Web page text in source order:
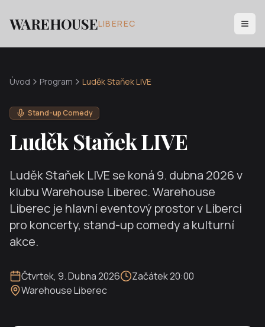
WAREHOUSELIBEREC
Úvod Program Luděk Staňek LIVE
Stand-up Comedy
Luděk Staňek LIVE
Luděk Staňek LIVE se koná 9. dubna 2026v
klubu Warehouse Liberec. Warehouse
Liberec je hlavní eventový prostor v Liberci
pro koncerty, stand-up comedy a kulturní
akce.
Čtvrtek, 9. Dubna 2026 Začátek20:00
Warehouse Liberec